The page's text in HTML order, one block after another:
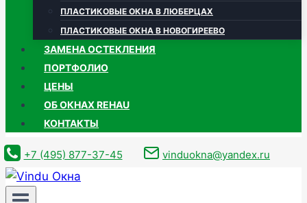
ПЛАСТИКОВЫЕ ОКНА В ЛЮБЕРЦАХ
ПЛАСТИКОВЫЕ ОКНА В НОВОГИРЕЕВО
ЗАМЕНА ОСТЕКЛЕНИЯ
ПОРТФОЛИО
ЦЕНЫ
ОБ ОКНАХ REHAU
КОНТАКТЫ
+7 (495) 877-37-45 vinduokna@yandex.ru